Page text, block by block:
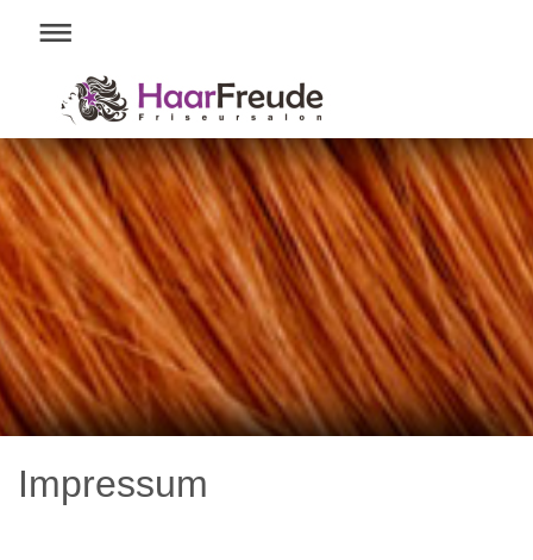
Impressum